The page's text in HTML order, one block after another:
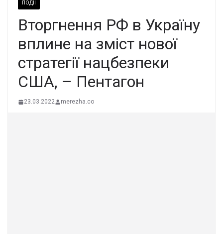
ПОДІЇ
Вторгнення РФ в Україну
вплине на зміст нової
стратегії нацбезпеки
США, – Пентагон
23.03.2022 merezha.co